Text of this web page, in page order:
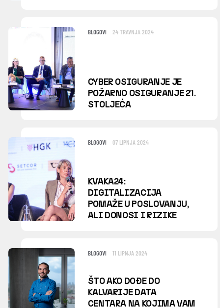
BLOGOVI 24 TRAVNJA 2024
CYBER OSIGURANJE JE
POŽARNO OSIGURANJE 21.
STOLJEĆA
BLOGOVI 07 LIPNJA 2024
KVAKA24:
DIGITALIZACIJA
POMAŽE U POSLOVANJU,
ALI DONOSI I RIZIKE
BLOGOVI 11 LIPNJA 2024
ŠTO AKO DOĐE DO
KALVARIJE DATA
CENTARA NA KOJIMA VAM